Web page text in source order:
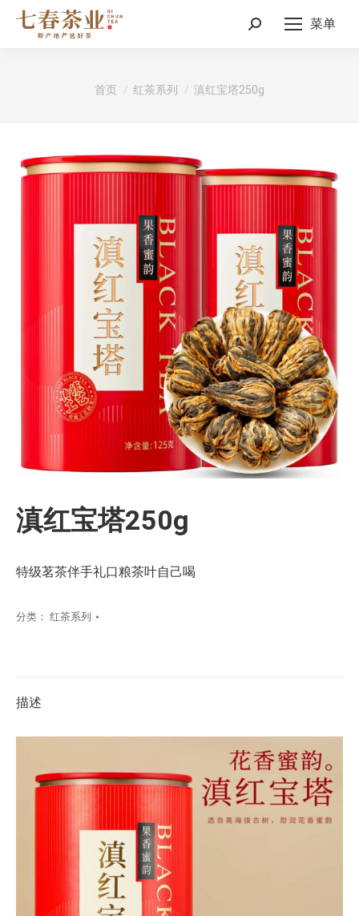
菜单
Search:
您在这里：
首页 红茶系列 滇红宝塔250g
滇红宝塔250g
特级茗茶伴手礼口粮茶叶自己喝
分类： 红茶系列
描述